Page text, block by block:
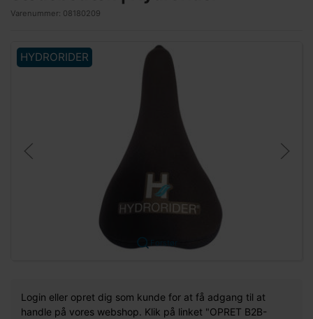
Varenummer: 08180209
HYDRORIDER
Forstør
Login eller opret dig som kunde for at få adgang til at
handle på vores webshop. Klik på linket "OPRET B2B-